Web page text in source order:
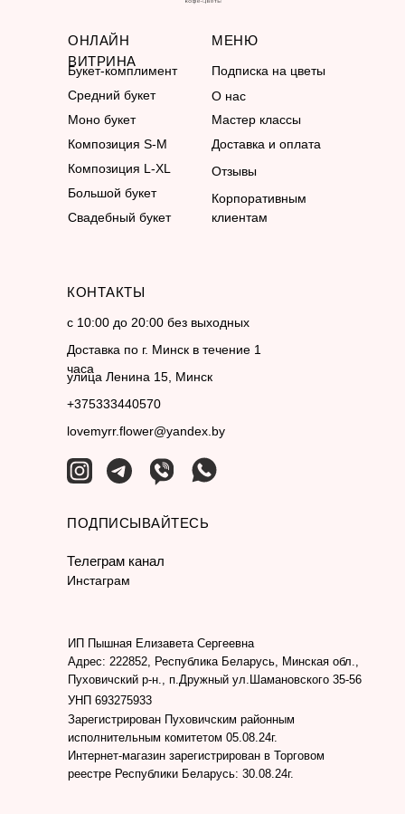
ОНЛАЙН
ВИТРИНА
МЕНЮ
КОНТАКТЫ
Букет-комплимент
Средний букет
Моно букет
Композиция S-M
Композиция L-XL
Большой букет
Свадебный букет
Подписка на цветы
О нас
Мастер классы
Доставка и оплата
с 10:00 до 20:00 без выходных
Доставка по г. Минск в течение 1
часа
улица Ленина 15, Минск
+375333440570
lovemyrr.flower@yandex.by
Инстаграм
ПОДПИСЫВАЙТЕСЬ
Корпоративным
клиентам
Отзывы
Телеграм канал
ИП Пышная Елизавета Сергеевна
Адрес: 222852, Республика Беларусь, Минская обл.,
Пуховичский р-н., п.Дружный ул.Шамановского 35-56
УНП 693275933
Интернет-магазин зарегистрирован в Торговом
реестре Республики Беларусь: 30.08.24г.
Зарегистрирован Пуховичским районным
исполнительным комитетом 05.08.24г.